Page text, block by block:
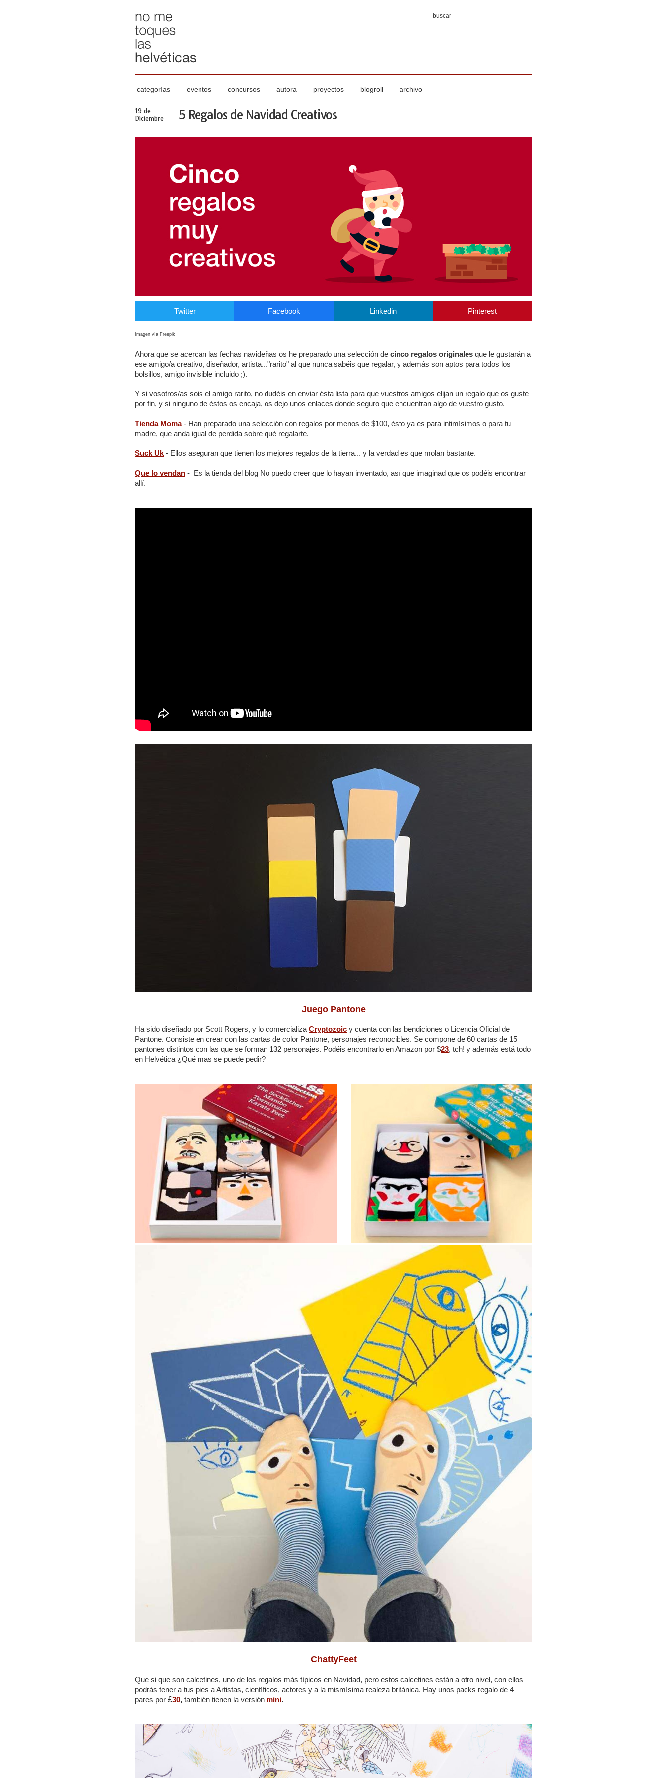
categorías eventos concursos autora proyectos blogroll archivo
19 de
Diciembre
5 Regalos de Navidad Creativos
Twitter Facebook Linkedin Pinterest
Imagen vía Freepik
Ahora que se acercan las fechas navideñas os he preparado una selección de cinco regalos originales que le gustarán a
ese amigo/a creativo, diseñador, artista..."rarito" al que nunca sabéis que regalar, y además son aptos para todos los
bolsillos, amigo invisible incluido ;).
Y si vosotros/as sois el amigo rarito, no dudéis en enviar ésta lista para que vuestros amigos elijan un regalo que os guste
por fin, y si ninguno de éstos os encaja, os dejo unos enlaces donde seguro que encuentran algo de vuestro gusto.
Tienda Moma- Han preparado una selección con regalos por menos de $100, ésto ya es para intimísimos o para tu
madre, que anda igual de perdida sobre qué regalarte.
Suck Uk - Ellos aseguran que tienen los mejores regalos de la tierra... y la verdad es que molan bastante.
Que lo vendan - Es la tienda del blog No puedo creer que lo hayan inventado, así que imaginad que os podéis encontrar
allí.
Juego Pantone
Ha sido diseñado por Scott Rogers, y lo comercializa Cryptozoic y cuenta con las bendiciones o Licencia Oficial de
Pantone . Consiste en crear con las cartas de color Pantone, personajes reconocibles. Se compone de 60 cartas de 15
pantones distintos con las que se forman 132 personajes. Podéis encontrarlo en Amazon por $23, tch! y además está todo
en Helvética ¿Qué mas se puede pedir?
ChattyFeet
Que si que son calcetines, uno de los regalos más típicos en Navidad, pero estos calcetines están a otro nivel, con ellos
podrás tener a tus pies a Artistas, científicos, actores y a la mismísima realeza británica. Hay unos packs regalo de 4
pares por £30, también tienen la versión mini.